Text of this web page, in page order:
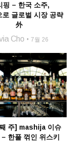
핑 – 한국 소주,
로 글로벌 시장 공략
外
Cho 7월 26
주] mashija 이슈
한풀 꺾인 위스키